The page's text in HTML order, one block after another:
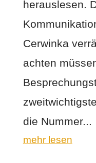
herauslesen.
Cerwinka
achten
die Nummer...
mehr lesen